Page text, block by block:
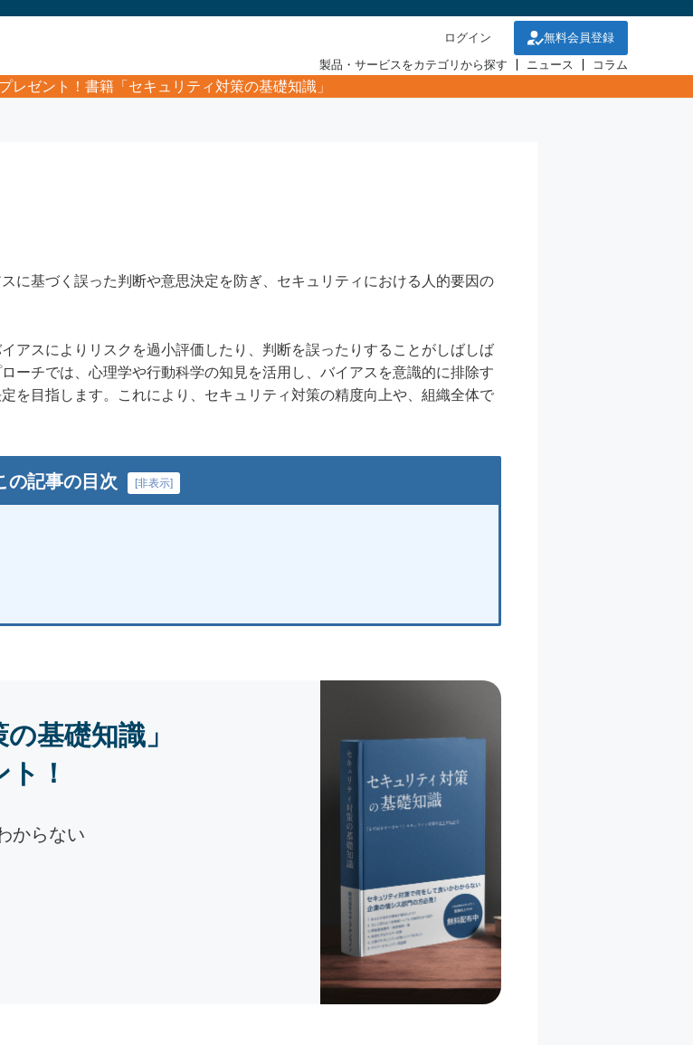
ログイン
無料会員登録
製品・サービスをカテゴリから探す
ニュース コラム
レゼント！書籍「セキュリティ対策の基礎知識」
に基づく誤った判断や意思決定を防ぎ、セキュリティにおける人的要因の
アスによりリスクを過小評価したり、判断を誤ったりすることがしばしば
ーチでは、心理学や行動科学の知見を活用し、バイアスを意識的に排除す
を目指します。これにより、セキュリティ対策の精度向上や、組織全体で
の記事の目次 [非表示]
基礎知識」
！
からない